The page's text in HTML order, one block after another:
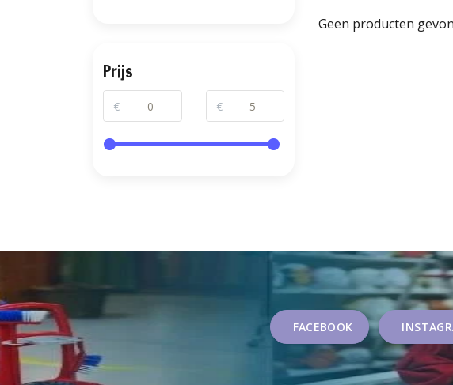
Geen producten
Prijs
€ €
FACEBOOK